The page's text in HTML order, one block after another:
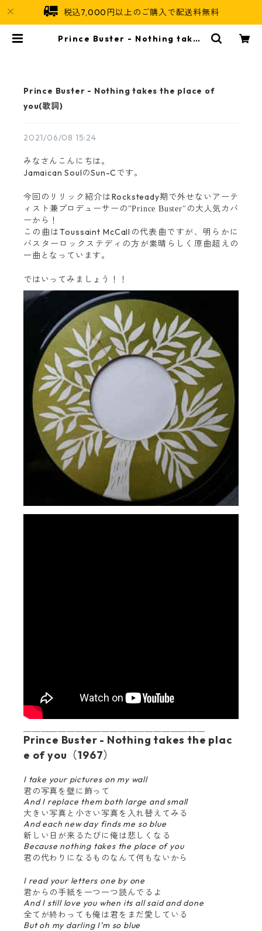
税込7,000円以上のご購入で配送料無料
Prince Buster - Nothing takes
Prince Buster - Nothing takes the place of
you(歌詞)
2021/06/08 15:24
みなさんこんにちは。
Jamaican SoulのSun-Cです。
今回のリリック紹介はRocksteady期で外せないアーテ
ィスト兼プロデューサーの”Prince Buster”の大人気カバ
ーから！
この曲はToussaint McCallの代表曲ですが、明らかに
バスターロックステディの方が素晴らしく原曲超えの
一曲となっています。
ではいってみましょう！！
Prince Buster - Nothing takes the plac
e of you （1967）
I take your pictures on my wall
君の写真を壁に飾って
And I replace them both large and small
大きい写真と小さい写真を入れ替えてみる
And each new day finds me so blue
新しい日が来るたびに俺は悲しくなる
Because nothing takes the place of you
君の代わりになるものなんて何もないから
I read your letters one by one
君からの手紙を一つ一つ読んでるよ
And I still love you when its all said and done
全てが終わっても俺は君をまだ愛している
But oh my darling I’m so blue